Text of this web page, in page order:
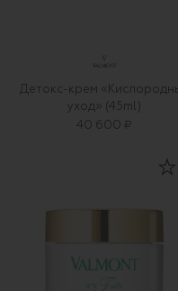
Детокс-крем
уход» (45ml)
40 600 ₽